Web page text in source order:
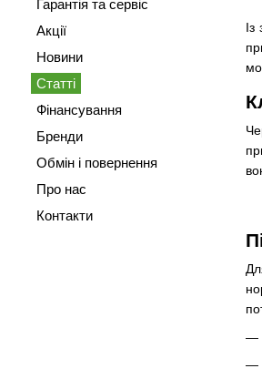
Гарантія та сервіс
Акції
Новини
Статті
Фінансування
Бренди
Обмін і повернення
Про нас
Контакти